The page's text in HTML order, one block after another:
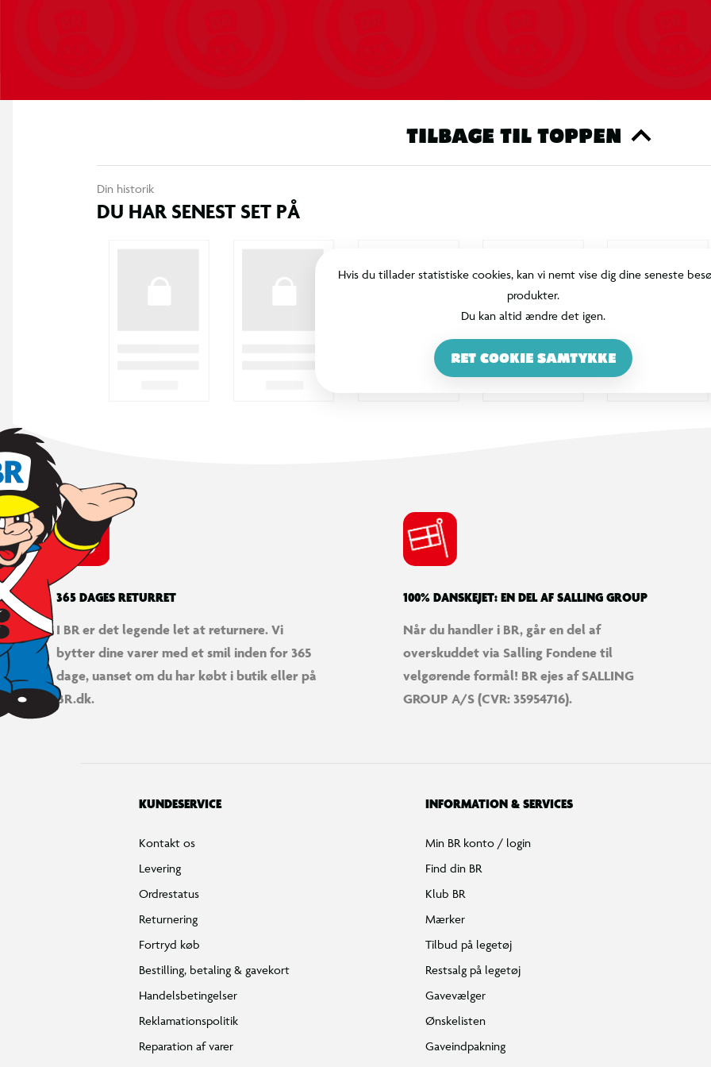
TILBAGE TIL TOPPEN
Din historik
DU HAR SENEST SET PÅ
Hvis du tillader statistiske cookies, kan vi nemt vise dig dine seneste
produkter.
Du kan altid ændre det igen.
RET COOKIE SAMTYKKE
365 DAGES RETURRET
I BR er det legende let at returnere. Vi
bytter dine varer med et smil inden for 365
dage, uanset om du har købt i butik eller på
BR.dk.
100% DANSKEJET: EN DEL AF SALLING GROUP
Når du handler i BR, går en del af
overskuddet via Salling Fondene til
velgørende formål! BR ejes af SALLING
GROUP A/S (CVR: 35954716).
KUNDESERVICE
Kontakt os
Levering
Ordrestatus
Returnering
Fortryd køb
Bestilling, betaling & gavekort
Handelsbetingelser
Reklamationspolitik
Reparation af varer
INFORMATION & SERVICES
Min BR konto / login
Find din BR
Klub BR
Mærker
Tilbud på legetøj
Restsalg på legetøj
Gavevælger
Ønskelisten
Gaveindpakning